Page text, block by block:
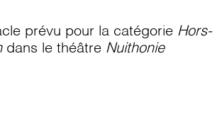
prévu pour la catégorie Hors-
dans le théâtre Nuithonie